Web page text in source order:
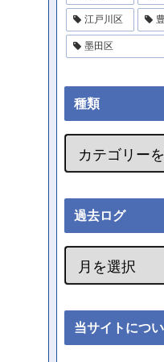
江戸川区
墨田区
種類
過去ログ
当サイトにつ